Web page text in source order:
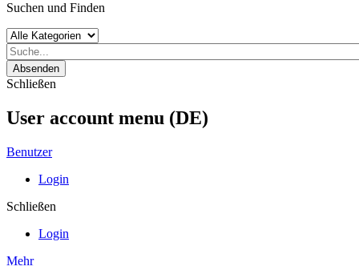
Suchen und Finden
Absenden
Schließen
User account menu (DE)
Benutzer
Login
Schließen
Login
Mehr